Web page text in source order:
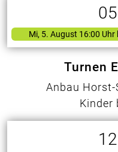
05
Mi, 5. August 16:00 Uhr
Turnen
Anbau
Kinder
12